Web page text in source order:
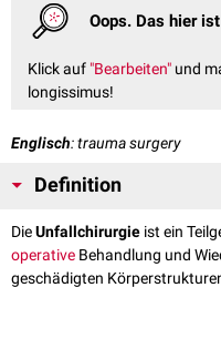
Oops. Das hier
Klick auf "Bearbeiten" und
longissimus!
Englisch: trauma surgery
Definition
DieUnfallchirurgie ist ein
operative Behandlung und
geschädigten